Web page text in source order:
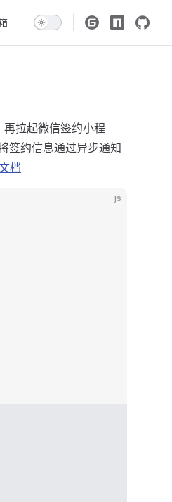
拉起微信签约小程
签约信息通过异步通知
档
js